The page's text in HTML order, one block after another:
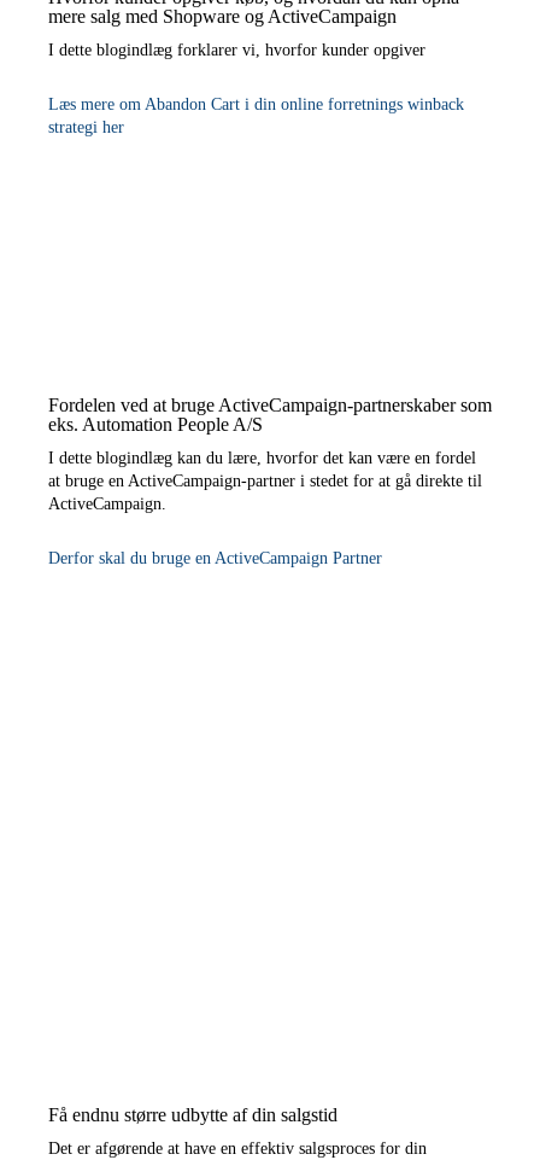
mere salg med Shopware og ActiveCampaign
I dette blogindlæg forklarer vi, hvorfor kunder opgiver
Læs mere om Abandon Cart i din online forretnings winback
strategi her
Fordelen ved at bruge ActiveCampaign-partnerskaber som
eks. Automation People A/S
I dette blogindlæg kan du lære, hvorfor det kan være en fordel
at bruge en ActiveCampaign-partner i stedet for at gå direkte til
ActiveCampaign.
Derfor skal du bruge en ActiveCampaign Partner
Få endnu større udbytte af din salgstid
Det er afgørende at have en effektiv salgsproces for din